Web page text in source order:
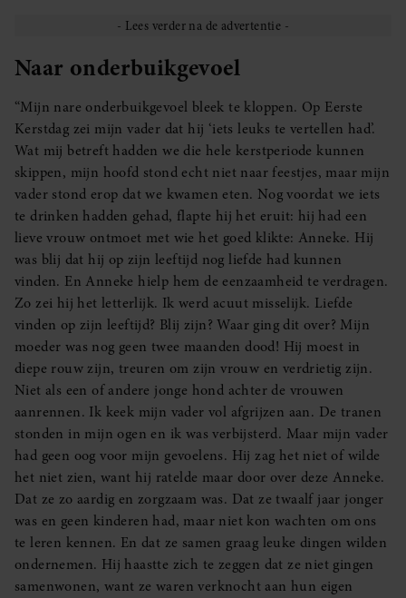
Naar onderbuikgevoel
“Mijn nare onderbuikgevoel bleek te kloppen. Op Eerste
Kerstdag zei mijn vader dat hij ‘iets leuks te vertellen had’.
Wat mij betreft hadden we die hele kerstperiode kunnen
skippen, mijn hoofd stond echt niet naar feestjes, maar mijn
vader stond erop dat we kwamen eten. Nog voordat we iets
te drinken hadden gehad, flapte hij het eruit: hij had een
lieve vrouw ontmoet met wie het goed klikte: Anneke. Hij
was blij dat hij op zijn leeftijd nog liefde had kunnen
vinden. En Anneke hielp hem de eenzaamheid te verdragen.
Zo zei hij het letterlijk. Ik werd acuut misselijk. Liefde
vinden op zijn leeftijd? Blij zijn? Waar ging dit over? Mijn
moeder was nog geen twee maanden dood! Hij moest in
diepe rouw zijn, treuren om zijn vrouw en verdrietig zijn.
Niet als een of andere jonge hond achter de vrouwen
aanrennen. Ik keek mijn vader vol afgrijzen aan. De tranen
stonden in mijn ogen en ik was verbijsterd. Maar mijn vader
had geen oog voor mijn gevoelens. Hij zag het niet of wilde
het niet zien, want hij ratelde maar door over deze Anneke.
Dat ze zo aardig en zorgzaam was. Dat ze twaalf jaar jonger
was en geen kinderen had, maar niet kon wachten om ons
te leren kennen. En dat ze samen graag leuke dingen wilden
ondernemen. Hij haastte zich te zeggen dat ze niet gingen
samenwonen, want ze waren verknocht aan hun eigen